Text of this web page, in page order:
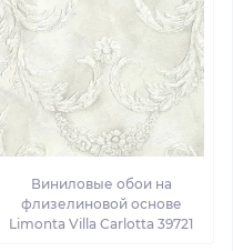
Виниловые обои на
флизелиновой основе
Limonta Villa Carlotta 39721